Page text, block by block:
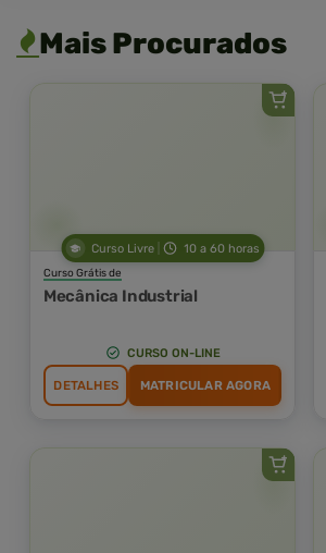
Mais Procurados
Curso Livre 10 a 60 horas
Curso Grátis de
Mecânica Industrial
CURSO ON-LINE
DETALHES MATRICULAR AGORA